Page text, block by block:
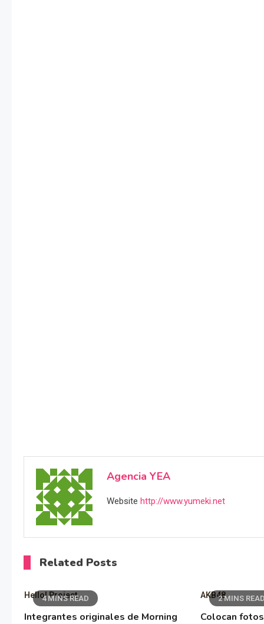
Agencia YEA
Website http://www.yumeki.net
Related Posts
4 MINS READ
Hello! Project
Integrantes originales de Morning
2 MINS READ
AKB48
Colocan